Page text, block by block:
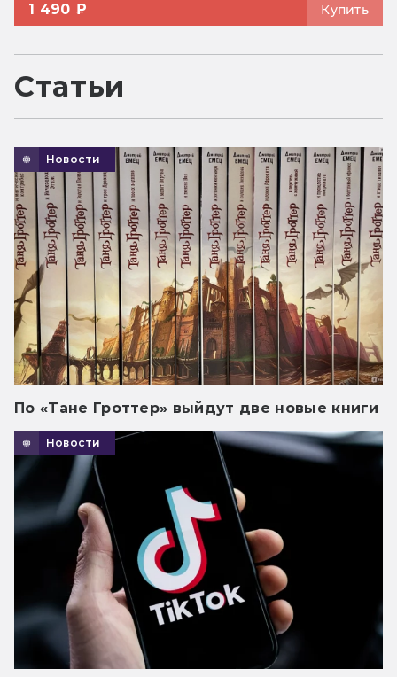
1 490 ₽ Купить
Статьи
Новости
По «Тане Гроттер» выйдут две новые книги
Новости